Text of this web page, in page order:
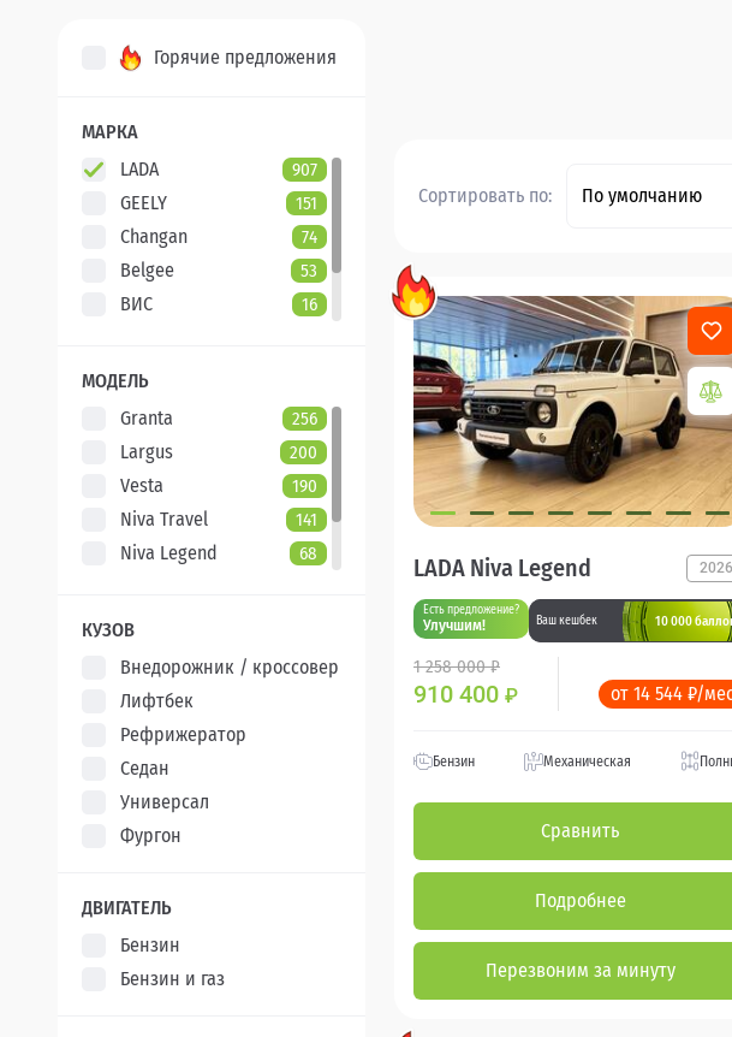
Горячие предложения
МАРКА
LADA
907
GEELY 151
Changan 74
Belgee 53
ВИС 16
XCITE
МОДЕЛЬ
Granta
256
Largus 200
Vesta 190
Niva Travel 141
Niva Legend 68
Aura
КУЗОВ
Внедорожник / кроссовер
Лифтбек
Рефрижератор
Седан
Универсал
Фургон
ДВИГАТЕЛЬ
Бензин
Бензин и газ
Сортировать по: По умолчанию
LADA Niva Legend 2026
Есть предложение?
Улучшим! Ваш кешбек 10 000
1 258 000 ₽
910 400 ₽ от 14 544 ₽/
Бензин Механическая
Сравнить
Подробнее
Перезвоним за минуту